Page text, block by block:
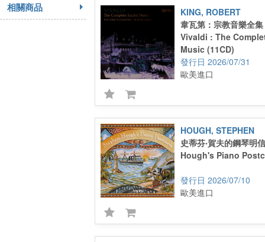
相關商品
KING, ROBERT
韋瓦第：宗教音樂全
Vivaldi : The
Music (11CD)
2026/07/31
歐美進口
HOUGH, STEPHEN
史蒂芬‧賀夫的鋼琴明
Hough's Piano
2026/07/10
歐美進口